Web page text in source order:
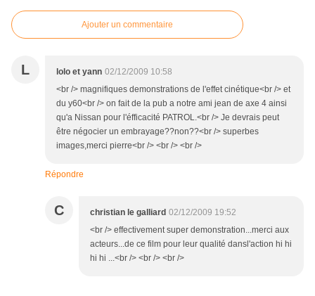
Ajouter un commentaire
L lolo et yann 02/12/2009 10:58
<br /> magnifiques demonstrations de l'effet cinétique<br /> et
du y60<br /> on fait de la pub a notre ami jean de axe 4 ainsi
qu'a Nissan pour l'éfficacité PATROL.<br /> Je devrais peut
être négocier un embrayage??non??<br /> superbes
images,merci pierre<br /> <br /> <br />
Répondre
C christian le galliard 02/12/2009 19:52
<br /> effectivement super demonstration...merci aux
acteurs...de ce film pour leur qualité dansl'action hi hi
hi hi ...<br /> <br /> <br />